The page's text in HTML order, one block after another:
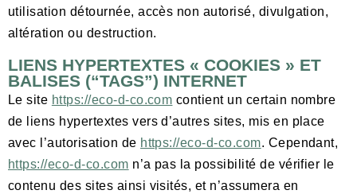
utilisation détournée, accès non autorisé, divulgation,
altération ou destruction.
LIENS HYPERTEXTES « COOKIES » ET
BALISES (“TAGS”) INTERNET
Le site https://eco-d-co.com contient un certain nombre
de liens hypertextes vers d’autres sites, mis en place
avec l’autorisation de https://eco-d-co.com. Cependant,
https://eco-d-co.com n’a pas la possibilité de vérifier le
contenu des sites ainsi visités, et n’assumera en